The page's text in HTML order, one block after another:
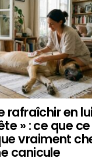
rafraîchir en lui
» : ce que ce
vraiment
canicule